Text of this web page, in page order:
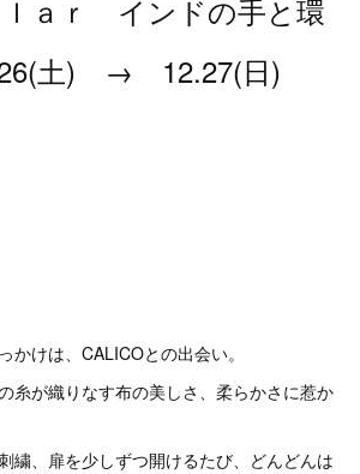
ｌａｒ インドの手と環
土) → 12.27(日)
かけは、CALICOとの出会い。
糸が織りなす布の美しさ、柔らかさに惹か
繍、扉を少しずつ開けるたび、どんどんは